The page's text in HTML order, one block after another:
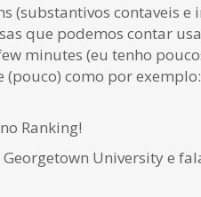
contaveis
que podemos contar
minutes (eu tenho
como por
Ranking!
University e